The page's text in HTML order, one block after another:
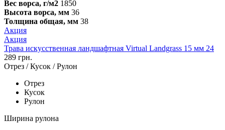
Вес ворса, г/м2 1850
Высота ворса, мм 36
Толщина общая, мм 38
Акция
Акция
Трава искусственная ландшафтная Virtual Landgrass 15 мм 24
289 грн.
Отрез / Кусок / Рулон
Отрез
Кусок
Рулон
Ширина рулона